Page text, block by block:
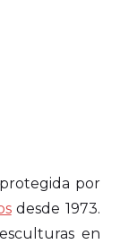
por
desde 1973.
en